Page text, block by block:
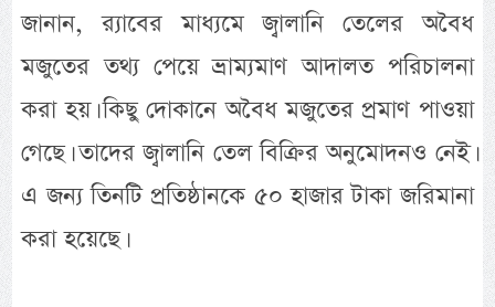
জানান, র‌্যাবের মাধ্যমে জ্বালানি তেলের অবৈধ
মজুতের তথ্য পেয়ে ভ্রাম্যমাণ আদালত পরিচালনা
করা হয়। কিছু দোকানে অবৈধ মজুতের প্রমাণ পাওয়া
গেছে। তাদের জ্বালানি তেল বিক্রির অনুমোদনও নেই।
এ জন্য তিনটি প্রতিষ্ঠানকে ৫০ হাজার টাকা জরিমানা
করা হয়েছে।